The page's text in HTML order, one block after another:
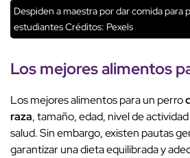
Despiden a maestra por dar comida para
estudiantesCréditos: Pexels
Los mejores alimentos
Los mejores alimentos para un perro
raza, tamaño, edad, nivel de
salud. Sin embargo, existen pautas
garantizar una dieta equilibrada y